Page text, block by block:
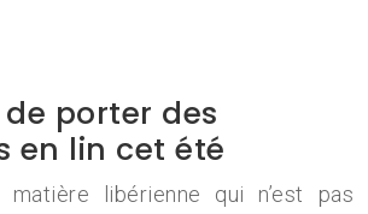
de porter des
en lin cet été
libérienne qui n’est pas